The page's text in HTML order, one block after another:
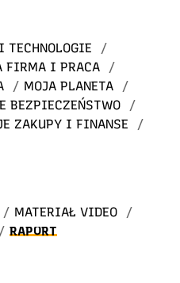
TECHNOLOGIE
/
FIRMA I PRACA
/
/ MOJA PLANETA
/
BEZPIECZEŃSTWO
/
ZAKUPY I FINANSE
/
/ MATERIAŁ VIDEO
/
/ RAPORT